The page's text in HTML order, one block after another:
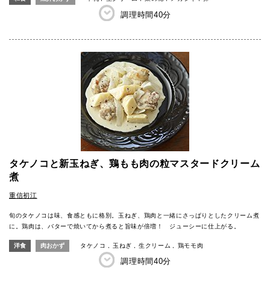
調理時間40分
タケノコと新玉ねぎ、鶏もも肉の粒マスタードクリーム
煮
重信初江
旬のタケノコは味、食感ともに格別。玉ねぎ、鶏肉と一緒にさっぱりとしたクリーム煮
に。鶏肉は、バターで焼いてから煮ると旨味が倍増！ ジューシーに仕上がる。
洋食 肉おかず タケノコ 玉ねぎ 生クリーム 鶏モモ肉
調理時間40分